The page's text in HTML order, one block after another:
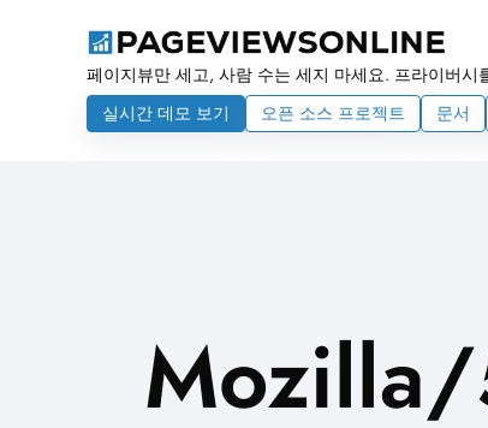
페이지뷰만 세고, 사람 수는 세지 마세요. 프라이버
실시간 데모 보기
오픈 소스 프로젝트 문서